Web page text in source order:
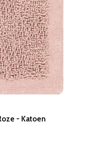
- Katoen